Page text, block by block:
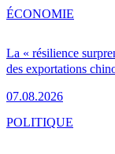
La « résilience
des exportations
07.08.2026
ÉCONOMIE
POLITIQUE